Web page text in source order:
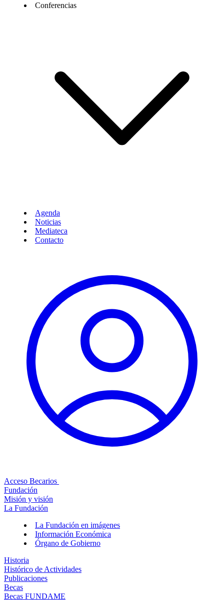
Conferencias
Agenda
Noticias
Mediateca
Contacto
Acceso Becarios
Fundación
Misión y visión
La Fundación
La Fundación en imágenes
Información Económica
Órgano de Gobierno
Historia
Histórico de Actividades
Publicaciones
Becas
Becas FUNDAME